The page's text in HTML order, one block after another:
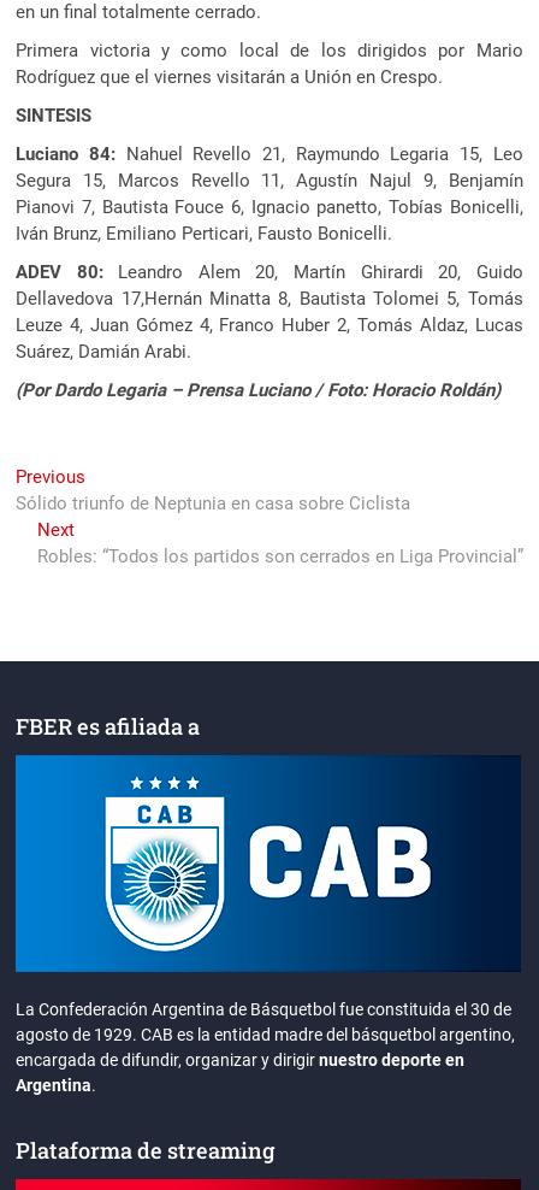
en un final totalmente cerrado.
Primera victoria y como local de los dirigidos por Mario
Rodríguez que el viernes visitarán a Unión en Crespo.
SINTESIS
Luciano 84: Nahuel Revello 21, Raymundo Legaria 15, Leo
Segura 15, Marcos Revello 11, Agustín Najul 9, Benjamín
Pianovi 7, Bautista Fouce 6, Ignacio panetto, Tobías Bonicelli,
Iván Brunz, Emiliano Perticari, Fausto Bonicelli.
ADEV 80:Leandro Alem 20, Martín Ghirardi 20, Guido
Dellavedova 17,Hernán Minatta 8, Bautista Tolomei 5, Tomás
Leuze 4, Juan Gómez 4, Franco Huber 2, Tomás Aldaz, Lucas
Suárez, Damián Arabi.
(Por Dardo Legaria – Prensa Luciano / Foto: Horacio Roldán)
Navegación
de
entradas
Previous
post:
Sólido triunfo de Neptunia en casa sobre Ciclista
NextNext
post:
Robles: “Todos los partidos son cerrados en Liga Provincial”
FBER es afiliada a
La Confederación Argentina de Básquetbol fue constituida el 30 de
agosto de 1929. CAB es la entidad madre del básquetbol argentino,
encargada de difundir, organizar y dirigirnuestro deporte en
Argentina.
Plataforma de streaming